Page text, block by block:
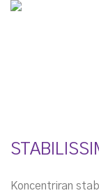
Koncentriran